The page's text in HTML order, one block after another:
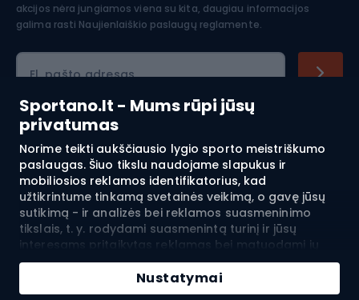
Sportano.lt - Mums rūpi jūsų
privatumas
Norime teikti aukščiausio lygio sporto meistriškumo
paslaugas. Šiuo tikslu naudojame slapukus ir
mobiliosios reklamos identifikatorius, kad
užtikrintume tinkamą svetainės veikimą, o gavę jūsų
sutikimą - ir analizės bei reklamos suasmeninimo
tikslais, t. y. rodydami suasmenintą turinį ir jūsų
interesams pritaikytas reklamas bei matuodami jų
efektyvumą. Slapukai ir mobiliosios reklamos
identifikatoriai gali būti naudojami tiek suasmenintai,
tiek neasmeninei reklamai - priklausomai nuo jūsų
Nustatymai
akcijos nėra jungiamos viena su kita, daugiau informacijos
galima rasti Naujienlaiškio paslaugų reglamente.
El. pašto adresas
Pirkimas
Klientų aptarnavimas
Reglamentai
Apie mus